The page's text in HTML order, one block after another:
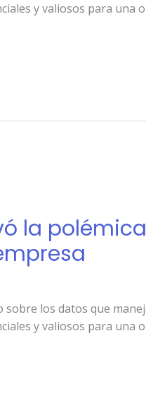
y valiosos para una
la
los datos que
y valiosos para una